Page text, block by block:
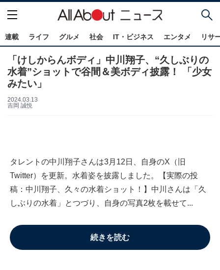
連載 ライフ グルメ 社会 IT・ビジネス エンタメ リサ
「けしからんボディ」中川翔子、“久しぶりの
水着”ショットで谷間＆美ボディ披露！ 「少女
みたい」
2024.03.13
吉岡 誠悦
タレントの中川翔子さんは3月12日、自身のX（旧
Twitter）を更新。水着姿を披露しました。【実際の投
稿：中川翔子、久々の水着ショット！】中川さんは「久
しぶりの水着」とつづり、自身の写真2枚を載せて...
続きを読む